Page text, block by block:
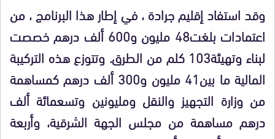
وقد استفاد إقليم جرادة ، في إطار هذا البرنامج ، من
اعتمادات بلغت48 مليون و600 ألف درهم خصصت
لبناء وتهيئة103 كلم من الطرق. وتتوزع هذه التركيبة
المالية ما بين41 مليون و300 ألف درهم كمساهمة
من وزارة التجهيز والنقل ومليونين وتسعمائة ألف
درهم مساهمة من مجلس الجهة الشرقية، وأربعة